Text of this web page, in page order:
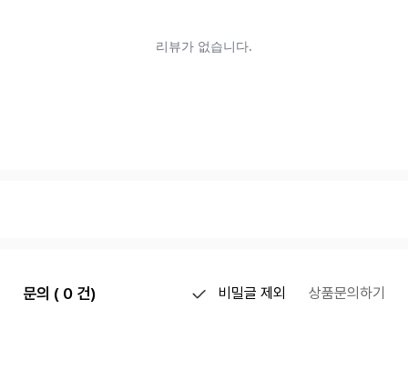
문의 ( 0 건) 비밀글 제외 상품문의하기